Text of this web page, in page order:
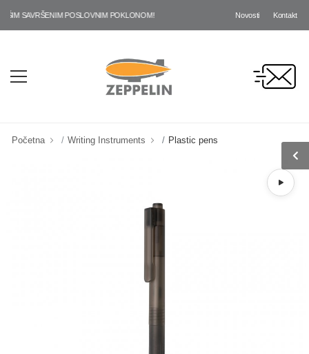
SAVRŠENIM POSLOVNIM POKLONOM! Novosti Kontakt
Početna Writing Instruments Plastic pens